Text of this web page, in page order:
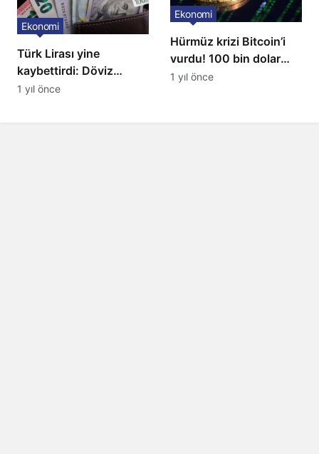
Türk Lirası yine
kaybettirdi: Döviz
kurları yükseldi
Ekonomi
1 yıl önce
Hürmüz krizi Bitcoin’i
vurdu! 100 bin dolar
seviyesi kırıldı
Ekonomi
1 yıl önce